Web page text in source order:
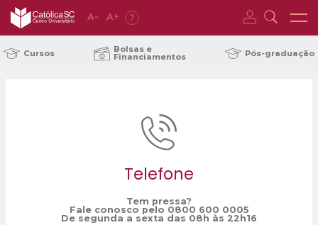
A- A+ ?
Cursos Bolsas e
Financiamentos Pós-graduação
Telefone
Tem pressa?
Fale conosco pelo 0800 600 0005
De segunda a sexta das 08h às 22h16